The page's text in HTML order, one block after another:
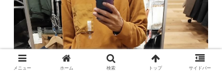
メニュー ホーム 検索 トップ サイドバー